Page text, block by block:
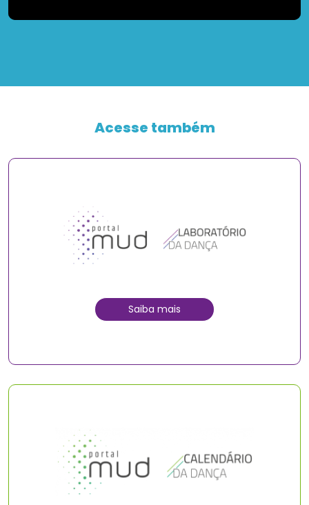
Acesse também
Saiba mais